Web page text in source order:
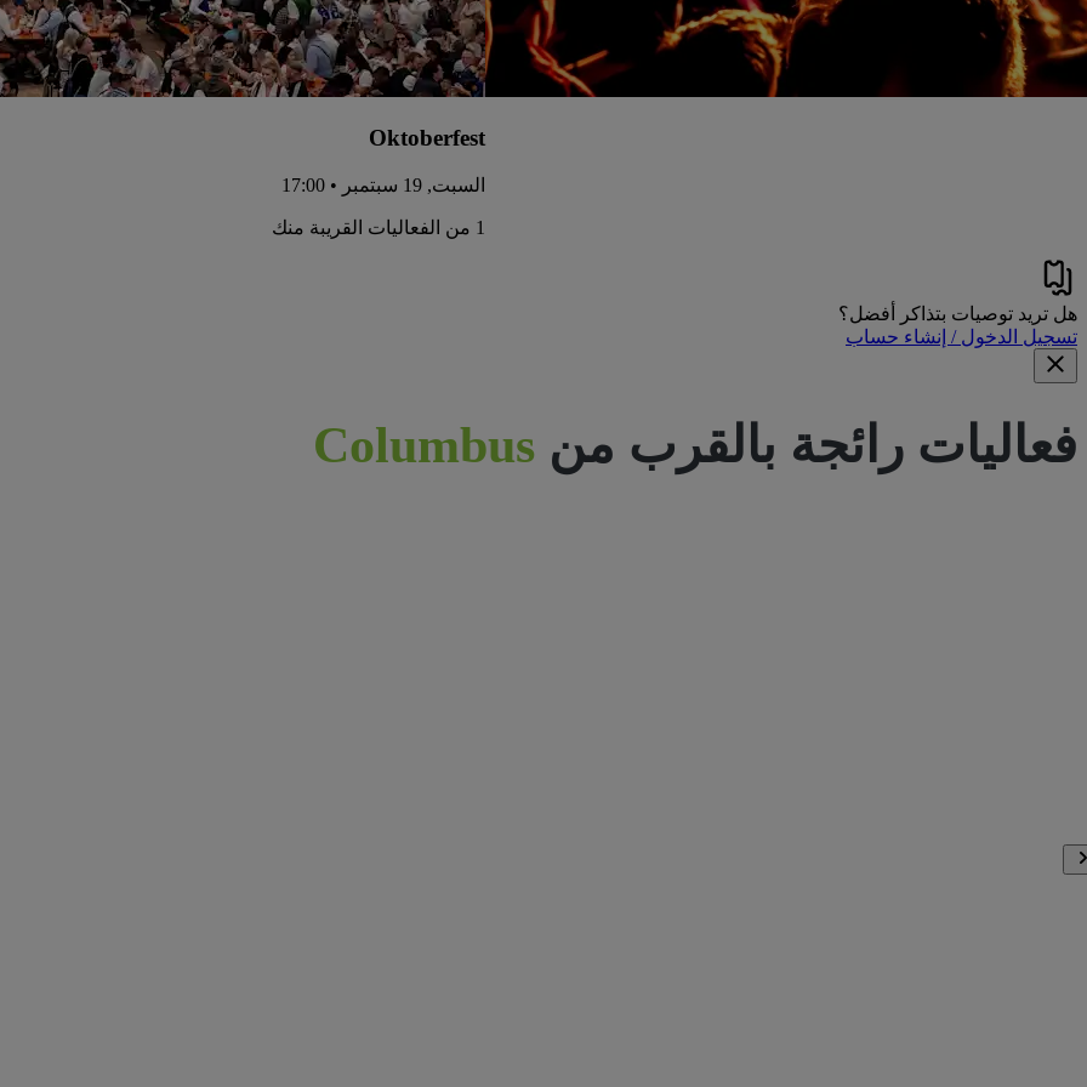
Oktoberfest
السبت, 19 سبتمبر • 17:00
1 من الفعاليات القريبة منك
هل تريد توصيات بتذاكر أفضل؟
تسجيل الدخول / إنشاء حساب
فعاليات رائجة بالقرب من